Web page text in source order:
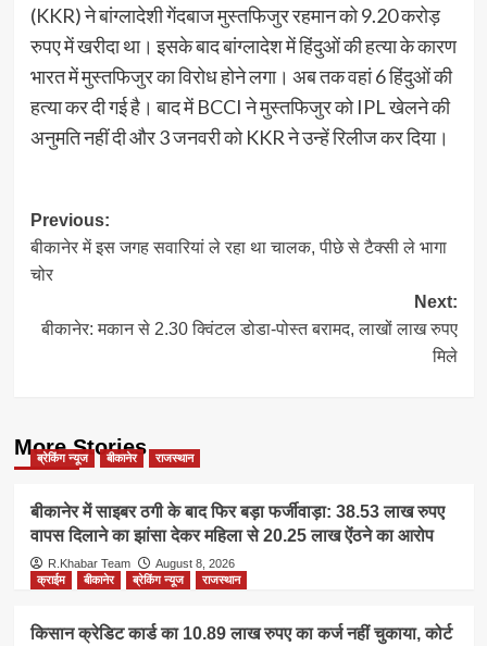
(KKR) ने बांग्लादेशी गेंदबाज मुस्तफिजुर रहमान को 9.20 करोड़
रुपए में खरीदा था। इसके बाद बांग्लादेश में हिंदुओं की हत्या के कारण
भारत में मुस्तफिजुर का विरोध होने लगा। अब तक वहां 6 हिंदुओं की
हत्या कर दी गई है। बाद में BCCI ने मुस्तफिजुर को IPL खेलने की
अनुमति नहीं दी और 3 जनवरी को KKR ने उन्हें रिलीज कर दिया।
Post
navigation
Previous:
बीकानेर में इस जगह सवारियां ले रहा था चालक, पीछे से टैक्सी ले भागा
चोर
Next:
बीकानेर: मकान से 2.30 क्विंटल डोडा-पोस्त बरामद, लाखों लाख रुपए
मिले
More Stories
ब्रेकिंग न्यूज बीकानेर राजस्थान
बीकानेर में साइबर ठगी के बाद फिर बड़ा फर्जीवाड़ा: 38.53 लाख रुपए
वापस दिलाने का झांसा देकर महिला से 20.25 लाख ऐंठने का आरोप
R.Khabar Team
August 8, 2026
क्राईम
बीकानेर ब्रेकिंग न्यूज राजस्थान
किसान क्रेडिट कार्ड का 10.89 लाख रुपए का कर्ज नहीं चुकाया, कोर्ट